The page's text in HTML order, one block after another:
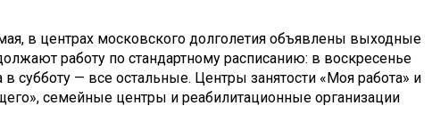
в центрах московского долголетия объявлены выходные
работу по стандартному расписанию: в воскресенье
субботу — все остальные. Центры занятости «Моя работа» и
семейные центры и реабилитационные организации